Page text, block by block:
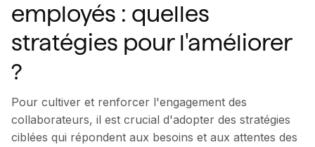
employés : quelles
stratégies pour l'améliorer
?
Pour cultiver et renforcer l'engagement des
collaborateurs, il est crucial d'adopter des stratégies
ciblées qui répondent aux besoins et aux attentes des